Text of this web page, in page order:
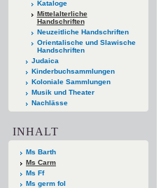
Kataloge
Mittelalterliche
Handschriften
Neuzeitliche Handschriften
Orientalische und Slawische
Handschriften
Judaica
Kinderbuchsammlungen
Koloniale Sammlungen
Musik und Theater
Nachlässe
INHALT
Ms Barth
Ms Carm
Ms Ff
Ms germ fol